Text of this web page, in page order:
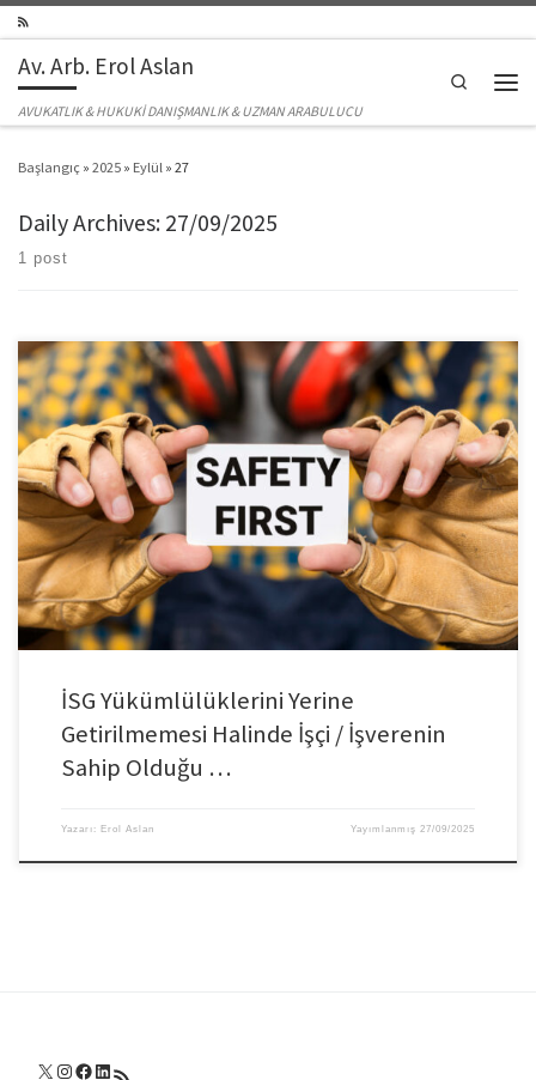
Av. Arb. Erol Aslan
AVUKATLIK & HUKUKİ DANIŞMANLIK & UZMAN ARABULUCU
Search
Başlangıç » 2025 » Eylül » 27
Daily Archives: 27/09/2025
1 post
İSG Yükümlülüklerini Yerine
Getirilmemesi Halinde İşçi / İşverenin
Sahip Olduğu …
Yazarı: Erol Aslan Yayımlanmış 27/09/2025
X Instagram
Facebook
LinkedIn